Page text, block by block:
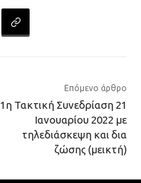
Επόμενο άρθρο
1η Τακτική Συνεδρίαση 21
Ιανουαρίου 2022 με
τηλεδιάσκεψη και δια
ζώσης (μεικτή)